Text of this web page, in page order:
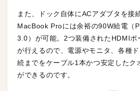
また、ドック自体にACアダプタを接
MacBook Proには余裕の90W給電（
3.0）が可能。2つ装備されたHDMIポ
が行えるので、電源やモニタ、各種
続までをケーブル1本かつ安定したク
ができるのです。